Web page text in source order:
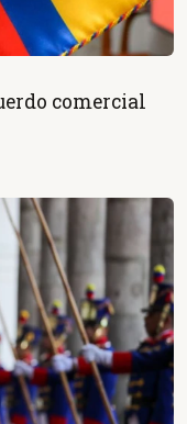
comercial